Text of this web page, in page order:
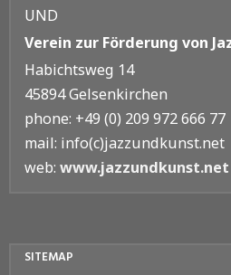
UND
Verein zur Förderung von
Habichtsweg 14
45894 Gelsenkirchen
phone: +49 (0) 209 972 666 77
mail: info(c)jazzundkunst.net
web: www.jazzundkunst.net
SITEMAP